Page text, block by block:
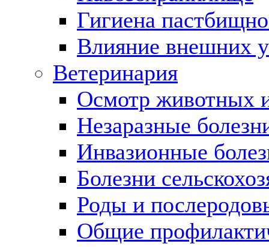
Гигиена
Влияние внешних
Ветеринария
Осмотр животных
Незаразные
Инвазионные
Болезни
Роды и
Общие